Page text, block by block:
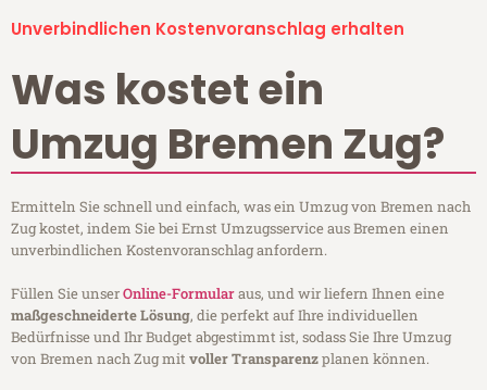
Unverbindlichen Kostenvoranschlag erhalten
Was kostet ein
Umzug Bremen Zug?
Ermitteln Sie schnell und einfach, was ein Umzug von Bremen nach
Zug kostet, indem Sie bei Ernst Umzugsservice aus Bremen einen
unverbindlichen Kostenvoranschlag anfordern.
Füllen Sie unserOnline-Formularaus, und wir liefern Ihnen eine
maßgeschneiderte Lösung, die perfekt auf Ihre individuellen
Bedürfnisse und Ihr Budget abgestimmt ist, sodass Sie Ihre Umzug
von Bremen nach Zug mitvoller Transparenzplanen können.